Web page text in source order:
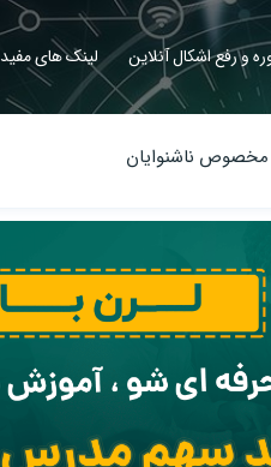
و رفع اشکال آنلاین لینک های مفید
ناشنوایان